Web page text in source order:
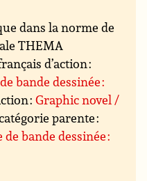
dans la norme de
THEMA
d’action :
bande dessinée :
:Graphic novel /
parente :
bande dessinée :